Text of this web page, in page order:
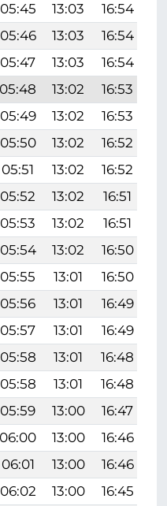
05:45 13:03 16:54
05:46 13:03 16:54
05:47 13:03 16:54
05:48 13:02 16:53
05:49 13:02 16:53
05:50 13:02 16:52
05:51 13:02 16:52
05:52 13:02 16:51
05:53 13:02 16:51
05:54 13:02 16:50
05:55 13:01 16:50
05:56 13:01 16:49
05:57 13:01 16:49
05:58 13:01 16:48
05:58 13:01 16:48
05:59 13:00 16:47
06:00 13:00 16:46
06:01 13:00 16:46
06:02 13:00 16:45